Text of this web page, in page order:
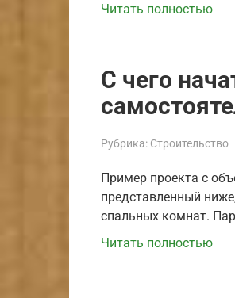
Читать полностью
С чего
Рубрика: Строительство
Пример проекта с
представленный
спальных комнат.
Читать полностью